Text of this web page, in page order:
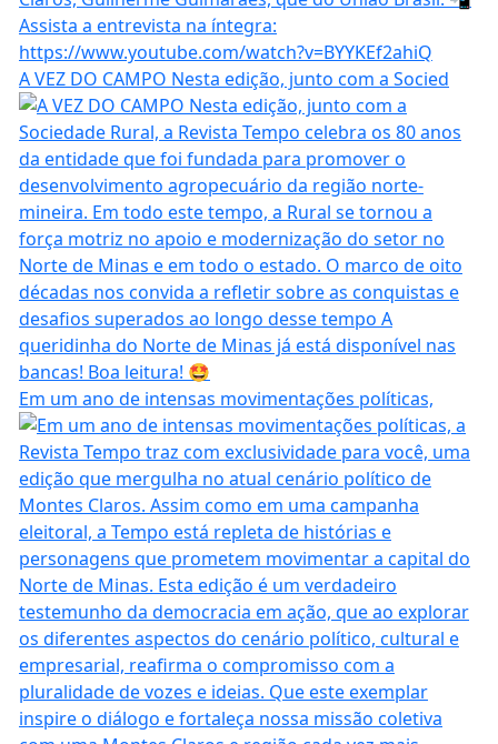
A VEZ DO CAMPO Nesta edição, junto com a Socied
Em um ano de intensas movimentações políticas,